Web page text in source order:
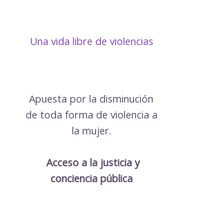
Una vida libre de violencias
Apuesta por la disminución
de toda forma de violencia a
la mujer.
Acceso a la justicia y
conciencia pública